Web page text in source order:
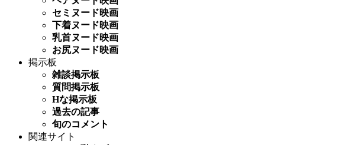
セミヌード映画
下着ヌード映画
乳首ヌード映画
お尻ヌード映画
掲示板
雑談掲示板
質問掲示板
Hな掲示板
過去の記事
旬のコメント
関連サイト